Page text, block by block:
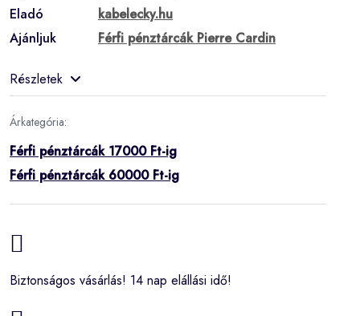
Eladó
kabelecky.hu
Ajánljuk
Férfi pénztárcák Pierre Cardin
Részletek
Árkategória:
Férfi pénztárcák 17000 Ft-ig
Férfi pénztárcák 60000 Ft-ig
Biztonságos vásárlás! 14 nap elállási idő!